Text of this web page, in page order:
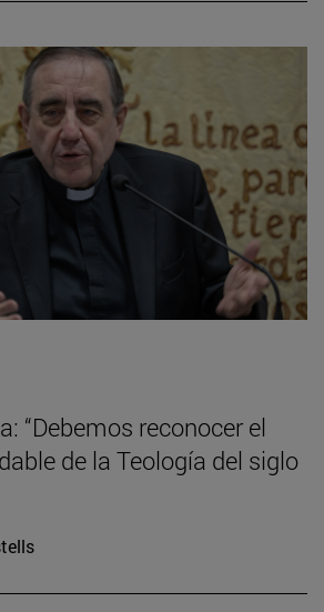
“Debemos reconocer el
de la Teología del siglo